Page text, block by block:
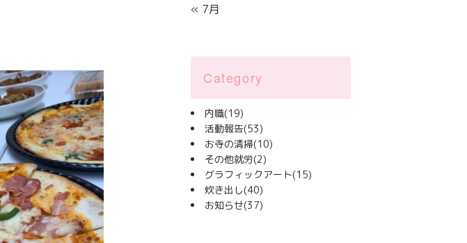
« 7月
Category
内職(19)
活動報告(53)
お寺の清掃(10)
その他就労(2)
グラフィックアート(15)
炊き出し(40)
お知らせ(37)